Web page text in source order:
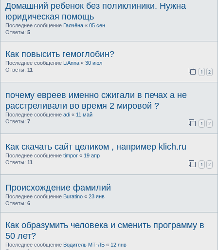
Домашний ребенок без поликлиники. Нужна
юридическая помощь
Последнее сообщение Галчёна « 05 сен
Ответы: 5
Как повысить гемоглобин?
Последнее сообщение LiAnna « 30 июл
Ответы: 11 1 2
почему евреев именно сжигали в печах а не
расстреливали во время 2 мировой ?
Последнее сообщение adi « 11 май
Ответы: 7 1 2
Как скачать сайт целиком , например klich.ru
Последнее сообщение timpor « 19 апр
Ответы: 11 1 2
Происхождение фамилий
Последнее сообщение Buratino « 23 янв
Ответы: 6
Как образумить человека и сменить программу в
50 лет?
Последнее сообщение Водитель МТ-ЛБ « 12 янв